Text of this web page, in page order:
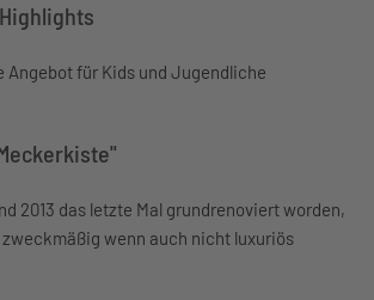
Angebot für Kids und Jugendliche
2013 das letzte Mal grundrenoviert worden,
zweckmäßig wenn auch nicht luxuriös